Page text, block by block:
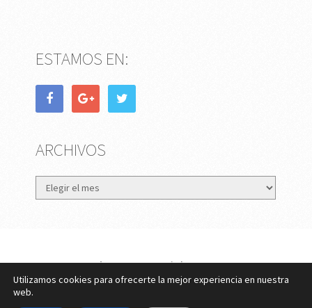
ESTAMOS EN:
ARCHIVOS
Archivos
eMujer.comCopyright © 2026.
Contactar||Datos Legales y PrivacidadyPolítica de
Cookies
Utilizamos cookies para ofrecerte la mejor experiencia en nuestra
web.